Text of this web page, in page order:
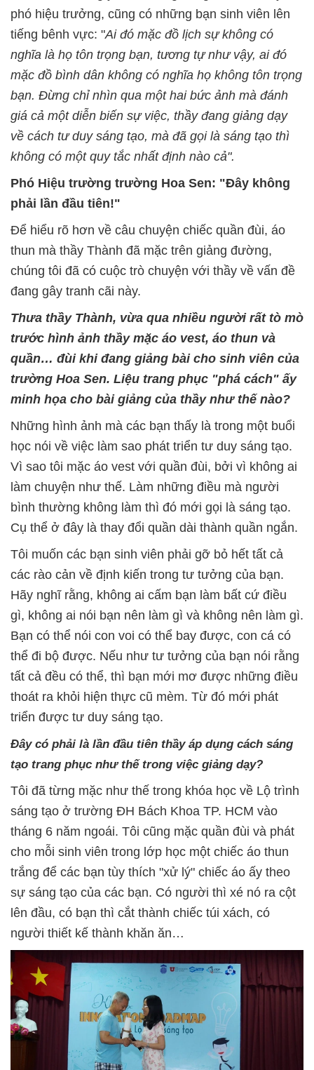
phó hiệu trưởng, cũng có những bạn sinh viên lên
tiếng bênh vực: "Ai đó mặc đồ lịch sự không có
nghĩa là họ tôn trọng bạn, tương tự như vậy, ai đó
mặc đồ bình dân không có nghĩa họ không tôn trọng
bạn. Đừng chỉ nhìn qua một hai bức ảnh mà đánh
giá cả một diễn biến sự việc, thầy đang giảng dạy
về cách tư duy sáng tạo, mà đã gọi là sáng tạo thì
không có một quy tắc nhất định nào cả".
Phó Hiệu trường trường Hoa Sen: "Đây không
phải lần đầu tiên!"
Để hiểu rõ hơn về câu chuyện chiếc quần đùi, áo
thun mà thầy Thành đã mặc trên giảng đường,
chúng tôi đã có cuộc trò chuyện với thầy về vấn đề
đang gây tranh cãi này.
Thưa thầy Thành, vừa qua nhiều người rất tò mò
trước hình ảnh thầy mặc áo vest, áo thun và
quần… đùi khi đang giảng bài cho sinh viên của
trường Hoa Sen. Liệu trang phục "phá cách" ấy
minh họa cho bài giảng của thầy như thế nào?
Những hình ảnh mà các bạn thấy là trong một buổi
học nói về việc làm sao phát triển tư duy sáng tạo.
Vì sao tôi mặc áo vest với quần đùi, bởi vì không ai
làm chuyện như thế. Làm những điều mà người
bình thường không làm thì đó mới gọi là sáng tạo.
Cụ thể ở đây là thay đổi quần dài thành quần ngắn.
Tôi muốn các bạn sinh viên phải gỡ bỏ hết tất cả
các rào cản về định kiến trong tư tưởng của bạn.
Hãy nghĩ rằng, không ai cấm bạn làm bất cứ điều
gì, không ai nói bạn nên làm gì và không nên làm gì.
Bạn có thể nói con voi có thể bay được, con cá có
thể đi bộ được. Nếu như tư tưởng của bạn nói rằng
tất cả đều có thể, thì bạn mới mơ được những điều
thoát ra khỏi hiện thực cũ mèm. Từ đó mới phát
triển được tư duy sáng tạo.
Đây có phải là lần đầu tiên thầy áp dụng cách sáng
tạo trang phục như thế trong việc giảng dạy?
Tôi đã từng mặc như thế trong khóa học về Lộ trình
sáng tạo ở trường ĐH Bách Khoa TP. HCM vào
tháng 6 năm ngoái. Tôi cũng mặc quần đùi và phát
cho mỗi sinh viên trong lớp học một chiếc áo thun
trắng để các bạn tùy thích "xử lý" chiếc áo ấy theo
sự sáng tạo của các bạn. Có người thì xé nó ra cột
lên đầu, có bạn thì cắt thành chiếc túi xách, có
người thiết kế thành khăn ăn…